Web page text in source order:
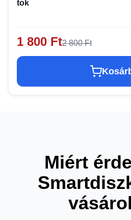
tok
1 800 Ft2 800 Ft
Miért